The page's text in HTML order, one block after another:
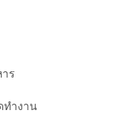
ร
ทำงาน